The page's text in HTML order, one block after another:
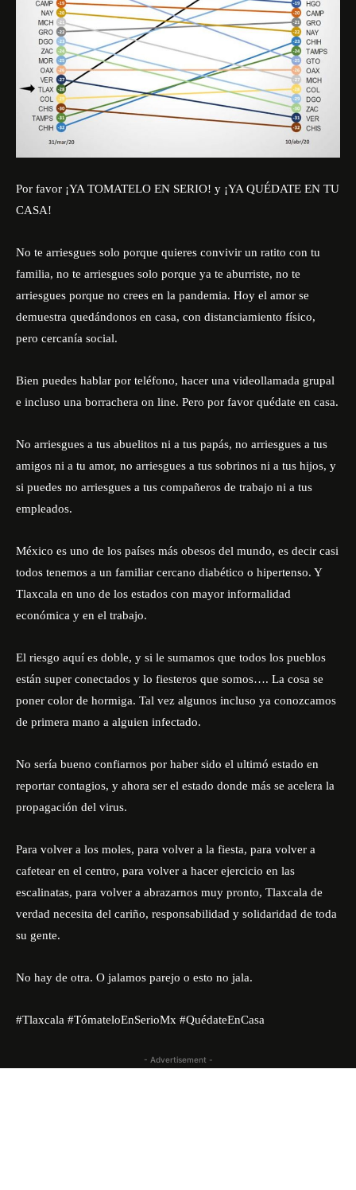
Por favor ¡YA TOMATELO EN SERIO! y ¡YA QUÉDATE EN TU
CASA!
No te arriesgues solo porque quieres convivir un ratito con tu
familia, no te arriesgues solo porque ya te aburriste, no te
arriesgues porque no crees en la pandemia. Hoy el amor se
demuestra quedándonos en casa, con distanciamiento físico,
pero cercanía social.
Bien puedes hablar por teléfono, hacer una videollamada grupal
e incluso una borrachera on line. Pero por favor quédate en casa.
No arriesgues a tus abuelitos ni a tus papás, no arriesgues a tus
amigos ni a tu amor, no arriesgues a tus sobrinos ni a tus hijos, y
si puedes no arriesgues a tus compañeros de trabajo ni a tus
empleados.
México es uno de los países más obesos del mundo, es decir casi
todos tenemos a un familiar cercano diabético o hipertenso. Y
Tlaxcala en uno de los estados con mayor informalidad
económica y en el trabajo.
El riesgo aquí es doble, y si le sumamos que todos los pueblos
están super conectados y lo fiesteros que somos…. La cosa se
poner color de hormiga. Tal vez algunos incluso ya conozcamos
de primera mano a alguien infectado.
No sería bueno confiarnos por haber sido el ultimó estado en
reportar contagios, y ahora ser el estado donde más se acelera la
propagación del virus.
Para volver a los moles, para volver a la fiesta, para volver a
cafetear en el centro, para volver a hacer ejercicio en las
escalinatas, para volver a abrazarnos muy pronto, Tlaxcala de
verdad necesita del cariño, responsabilidad y solidaridad de toda
su gente.
No hay de otra. O jalamos parejo o esto no jala.
#Tlaxcala #TómateloEnSerioMx #QuédateEnCasa
- Advertisement -